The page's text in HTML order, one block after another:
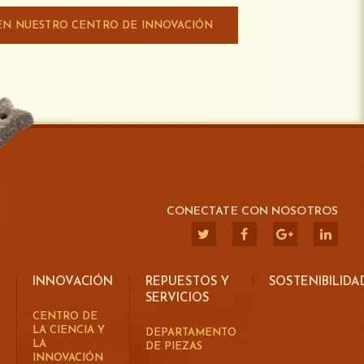
NUESTRO CENTRO DE INNOVACIÓN
CONECTATE CON NOSOTROS
INNOVACIÓN
CENTRO DE
LA CIENCIA Y
LA
INNOVACIÓN
REPUESTOS Y
SERVICIOS
DEPARTAMENTO
DE PIEZAS